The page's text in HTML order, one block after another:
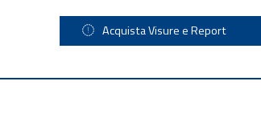
Acquista Visure e Report